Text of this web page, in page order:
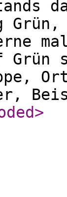
Grün,
Grün
>